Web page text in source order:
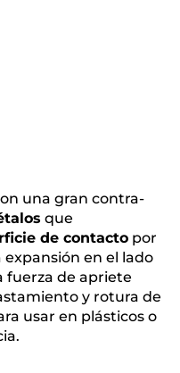
una gran contra-
que
de contacto por
en el lado
fuerza de apriete
y rotura de
usar en plásticos o